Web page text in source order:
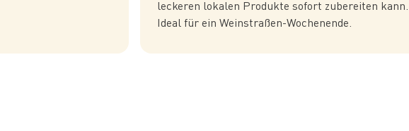
leckeren lokalen Produkte sofort zubereiten kann.
Ideal für ein Weinstraßen-Wochenende.